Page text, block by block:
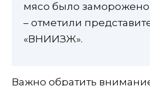
мясо было заморожено
– отметили
«ВНИИЗЖ».
Важно обратить